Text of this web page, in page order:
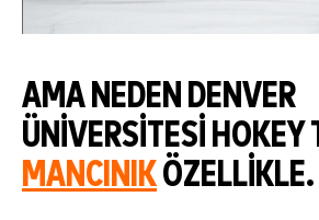
AMA NEDEN DENVER
ÜNIVERSITESI HOKEY
MANCINIKÖZELLIKLE.